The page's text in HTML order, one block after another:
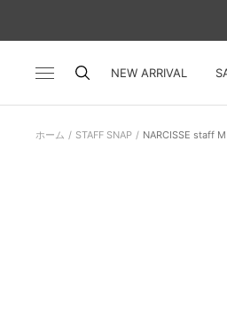
へ
ナ
ー
NEW ARRIVAL
ホーム STAFF SNAP NARCISSE staff M